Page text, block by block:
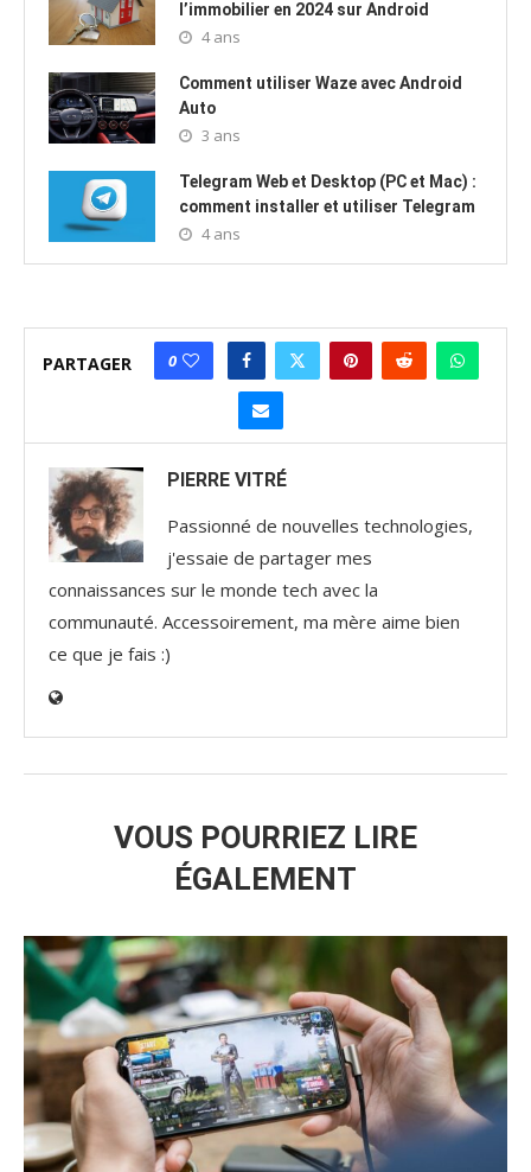
l’immobilier en 2024 sur Android
4 ans
Comment utiliser Waze avec Android
Auto
3 ans
Telegram Web et Desktop (PC et Mac) :
comment installer et utiliser Telegram
4 ans
PARTAGER 0
PIERRE VITRÉ
Passionné de nouvelles technologies,
j'essaie de partager mes
connaissances sur le monde tech avec la
communauté. Accessoirement, ma mère aime bien
ce que je fais :)
VOUS POURRIEZ LIRE
ÉGALEMENT